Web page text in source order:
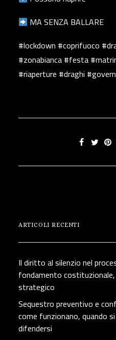
MA SENZA BALLARE
#lockdown #coprifuoco
#zonabianca #festa
#riaperture #draghi
ARTICOLI RECENTI
Il diritto al silenzio nel
fondamento
strategico
Sequestro preventivo e
come funzionano, quando
difendersi